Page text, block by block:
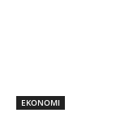
EKONOMI